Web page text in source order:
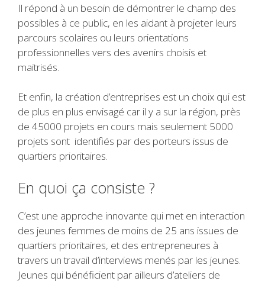
Il répond à un besoin de démontrer le champ des
possibles à ce public, en les aidant à projeter leurs
parcours scolaires ou leurs orientations
professionnelles vers des avenirs choisis et
maitrisés.
Et enfin, la création d’entreprises est un choix qui est
de plus en plus envisagé car il y a sur la région, près
de 45000 projets en cours mais seulement 5000
projets sont identifiés par des porteurs issus de
quartiers prioritaires.
En quoi ça consiste ?
C’est une approche innovante qui met en interaction
des jeunes femmes de moins de 25 ans issues de
quartiers prioritaires, et des entrepreneures à
travers un travail d’interviews menés par les jeunes.
Jeunes qui bénéficient par ailleurs d’ateliers de